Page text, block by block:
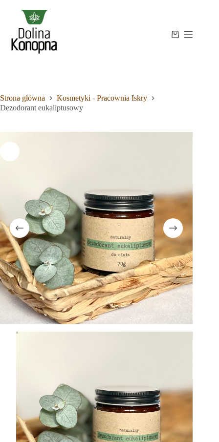
Brak
wyników
Strona
główna
Kontakt
Koszyk
Strona główna
Kosmetyki - Pracownia Iskry
Dezodorant eukaliptusowy